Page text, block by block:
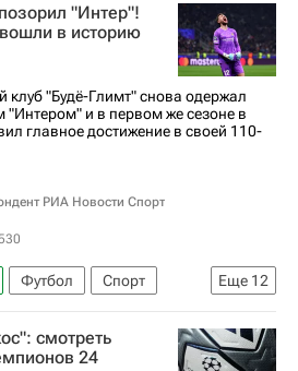
Монако
футболу (Лига 1)
"Интер"!
в историю
клуб "Будё-Глимт" снова одержал
"Интером" и в первом же сезоне в
главное достижение в своей 110-
РИА Новости Спорт
Еще 12
Футбол
Спорт
смотреть
24